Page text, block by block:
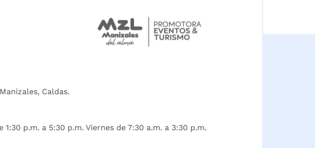
Caldas.
p.m. a 5:30 p.m. Viernes de 7:30 a.m. a 3:30 p.m.